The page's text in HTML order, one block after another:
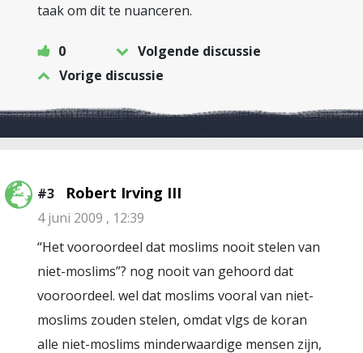
taak om dit te nuanceren.
0
Volgende discussie
Vorige discussie
#3 Robert Irving III
4 juni 2009 , 12:39
“Het vooroordeel dat moslims nooit stelen van
niet-moslims”? nog nooit van gehoord dat
vooroordeel. wel dat moslims vooral van niet-
moslims zouden stelen, omdat vlgs de koran
alle niet-moslims minderwaardige mensen zijn,